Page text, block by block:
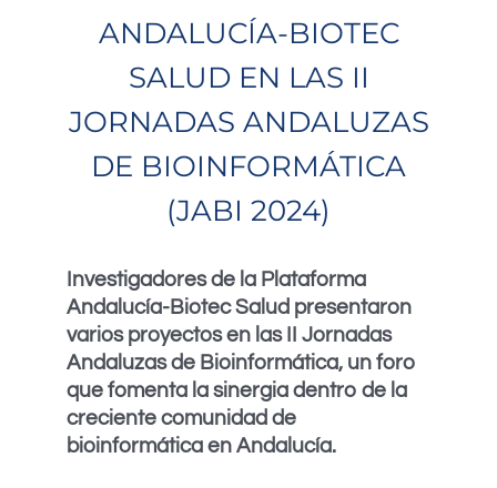
ANDALUCÍA-BIOTEC
SALUD EN LAS II
JORNADAS ANDALUZAS
DE BIOINFORMÁTICA
(JABI 2024)
Investigadores de la Plataforma
Andalucía-Biotec Salud presentaron
varios proyectos en las II Jornadas
Andaluzas de Bioinformática, un foro
que fomenta la sinergia dentro de la
creciente comunidad de
bioinformática en Andalucía.